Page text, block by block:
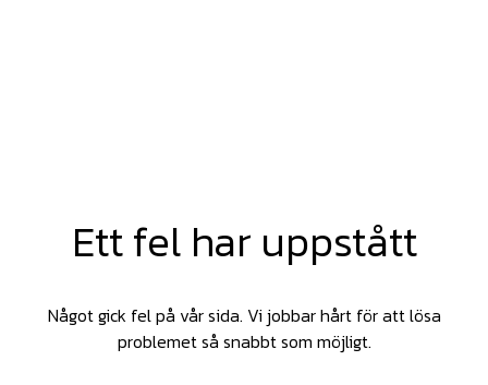
Ett fel har uppstått
Något gick fel på vår sida. Vi jobbar hårt för att lösa
problemet så snabbt som möjligt.